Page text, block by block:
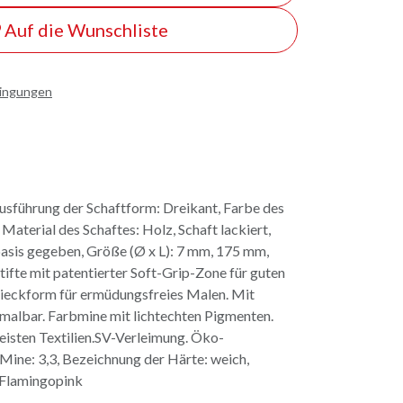
Auf die Wunschliste
der Schaftform: Dreikant, Farbe des
des Schaftes: Holz, Schaft lackiert,
gegeben, Größe (Ø x L): 7 mm, 175 mm,
mit patentierter Soft-Grip-Zone für guten
für ermüdungsfreies Malen. Mit
Farbmine mit lichtechten Pigmenten.
Textilien.SV-Verleimung. Öko-
3,3, Bezeichnung der Härte: weich,